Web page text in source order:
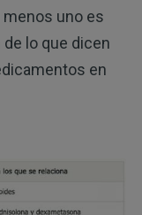
menos uno es
lo que dicen
en